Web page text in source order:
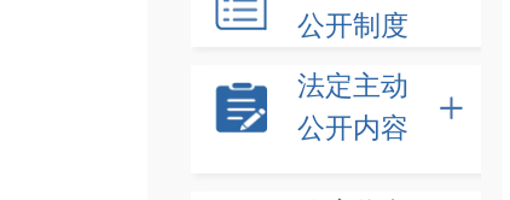
公开制度
法定主动
公开内容